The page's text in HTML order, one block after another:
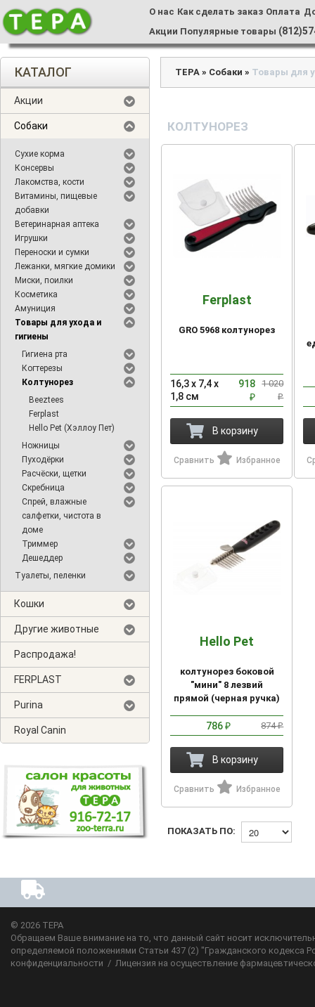
О нас Как сделать заказ Оплата
Акции Популярные товары
КАТАЛОГ
Акции
Собаки
Сухие корма
Консервы
Лакомства, кости
Витамины, пищевые
добавки
Ветеринарная аптека
Игрушки
Переноски и сумки
Лежанки, мягкие домики
Миски, поилки
Косметика
Амуниция
Товары для ухода и
гигиены
Гигиена рта
Когтерезы
Колтунорез
Beeztees
Ferplast
Hello Pet (Хэллоу Пет)
Ножницы
Пуходёрки
Расчёски, щетки
Скребница
Спрей, влажные
салфетки, чистота в
доме
Триммер
Дешеддер
Туалеты, пеленки
Кошки
Другие животные
Распродажа!
FERPLAST
Purina
Royal Canin
ТЕРА » Собаки » Товары для
КОЛТУНОРЕЗ
Ferplast
GRO 5968 колтунорез
16,3 х 7,4 х
1,8 см
918
₽
1 020
₽
В корзину
Сравнить Избранное
Hello Pet
колтунорез боковой
"мини" 8 лезвий
прямой (черная ручка)
786₽ 874₽
В корзину
Сравнить Избранное
ПОКАЗАТЬ ПО:
© 2026 ТЕРА
Обращаем Ваше внимание на то, что данный сайт носит
определяемой положениями Статьи 437 (2) "Гражданского кодекса
конфиденциальности / Лицензия на осуществление